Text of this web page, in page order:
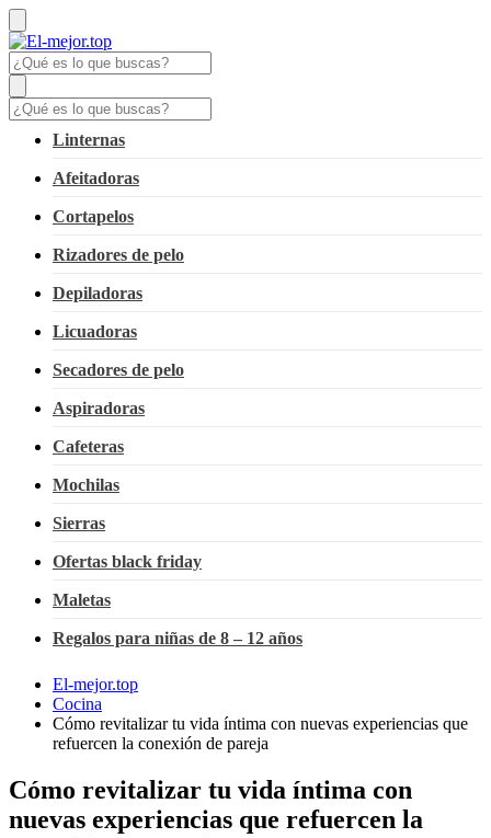
Linternas
Afeitadoras
Cortapelos
Rizadores de pelo
Depiladoras
Licuadoras
Secadores de pelo
Aspiradoras
Cafeteras
Mochilas
Sierras
Ofertas black friday
Maletas
Regalos para niñas de 8 – 12 años
El-mejor.top
Cocina
Cómo revitalizar tu vida íntima con nuevas experiencias que
refuercen la conexión de pareja
Cómo revitalizar tu vida íntima con
nuevas experiencias que refuercen la